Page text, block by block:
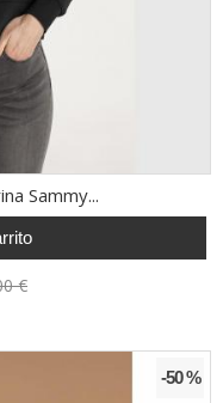
Sammy...
€
-50 %